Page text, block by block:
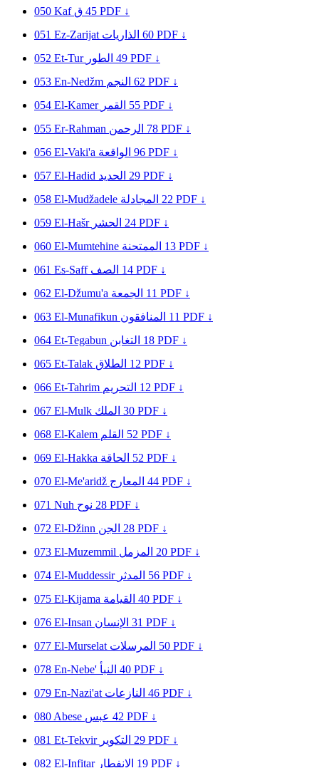
050 Kaf ق 45 PDF ↓
051 Ez-Zarijat الذاريات 60 PDF ↓
052 Et-Tur الطور 49 PDF ↓
053 En-Nedžm النجم 62 PDF ↓
054 El-Kamer القمر 55 PDF ↓
055 Er-Rahman الرحمن 78 PDF ↓
056 El-Vaki'a الواقعة 96 PDF ↓
057 El-Hadid الحديد 29 PDF ↓
058 El-Mudžadele المجادلة 22 PDF ↓
059 El-Hašr الحشر 24 PDF ↓
060 El-Mumtehine الممتحنة 13 PDF ↓
061 Es-Saff الصف 14 PDF ↓
062 El-Džumu'a الجمعة 11 PDF ↓
063 El-Munafikun المنافقون 11 PDF ↓
064 Et-Tegabun التغابن 18 PDF ↓
065 Et-Talak الطلاق 12 PDF ↓
066 Et-Tahrim التحريم 12 PDF ↓
067 El-Mulk الملك 30 PDF ↓
068 El-Kalem القلم 52 PDF ↓
069 El-Hakka الحاقة 52 PDF ↓
070 El-Me'aridž المعارج 44 PDF ↓
071 Nuh نوح 28 PDF ↓
072 El-Džinn الجن 28 PDF ↓
073 El-Muzemmil المزمل 20 PDF ↓
074 El-Muddessir المدثر 56 PDF ↓
075 El-Kijama القيامة 40 PDF ↓
076 El-Insan الإنسان 31 PDF ↓
077 El-Murselat المرسلات 50 PDF ↓
078 En-Nebe' النبأ 40 PDF ↓
079 En-Nazi'at النازعات 46 PDF ↓
080 Abese عبس 42 PDF ↓
081 Et-Tekvir التكوير 29 PDF ↓
082 El-Infitar الانفطار 19 PDF ↓